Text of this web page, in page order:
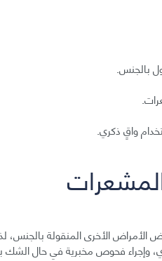
بالجنس.
واقٍ ذكري.
الأمراض الأخرى المنقولة
وإجراء فحوص مخبرية في حال الشك